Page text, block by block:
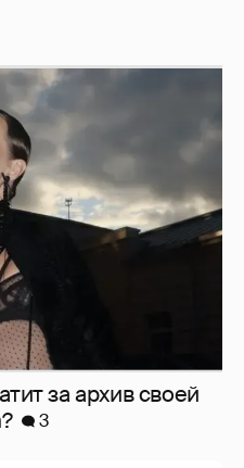
за архив своей
3